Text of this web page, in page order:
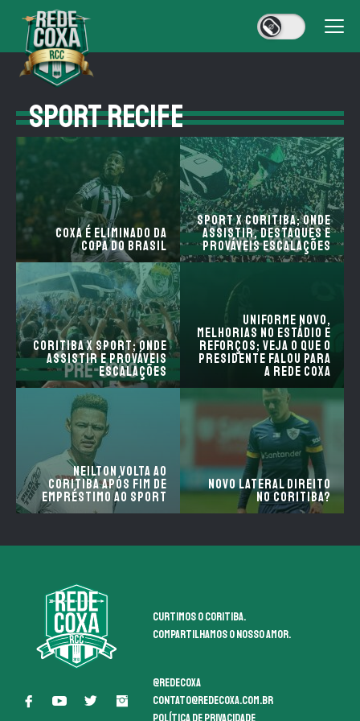
SPORT RECIFE
Coxa é eliminado da
Copa do Brasil
Sport x Coritiba; onde
assistir, destaques e
prováveis escalações
Coritiba x Sport; onde
assistir e prováveis
escalações
Uniforme novo,
melhorias no estádio e
reforços; Veja o que o
Presidente falou para
a Rede Coxa
Neilton volta ao
Coritiba após fim de
empréstimo ao Sport
Novo lateral direito
no Coritiba?
Curtimos o coritiba.
Compartilhamos o nosso amor.
@redecoxa
contato@redecoxa.com.br
Política de Privacidade